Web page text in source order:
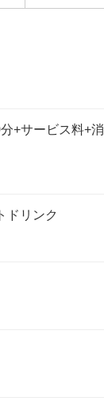
+サービス料+
ドリンク